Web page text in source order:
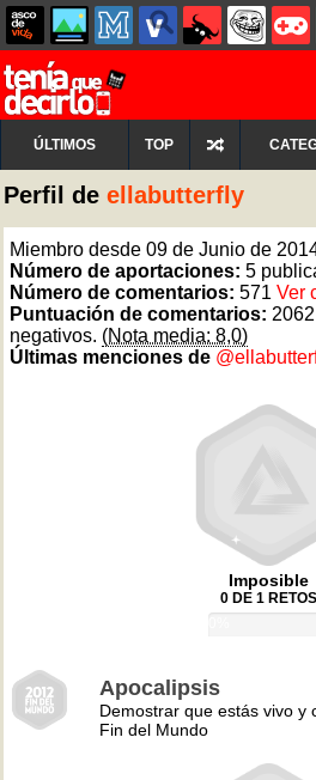
ÚLTIMOS TOP
Perfil de ellabutterfly
Miembro desde 09 de Junio de
Número de aportaciones: 5
Número de comentarios: 571 Ver
Puntuación de comentarios:
negativos. (Nota media: 8,0)
Últimas menciones de
Imposible
0 DE 1 RETOS
Apocalipsis
Demostrar que estás vivo y
Fin del Mundo